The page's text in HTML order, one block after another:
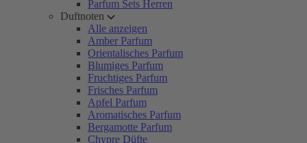
Parfum Sets Herren
Duftnoten
Alle anzeigen
Amber Parfum
Orientalisches Parfum
Blumiges Parfum
Fruchtiges Parfum
Frisches Parfum
Apfel Parfum
Aromatisches Parfum
Bergamotte Parfum
Chypre Düfte